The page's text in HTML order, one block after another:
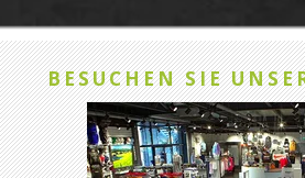
BESUCHEN SIE